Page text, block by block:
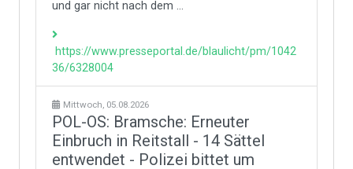
und gar nicht nach dem ...
https://www.presseportal.de/blaulicht/pm/1042
36/6328004
Mittwoch, 05.08.2026
POL-OS: Bramsche: Erneuter
Einbruch in Reitstall - 14 Sättel
entwendet - Polizei bittet um